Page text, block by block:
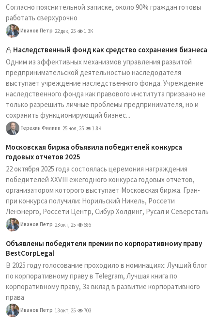
Согласно пояснительной записке, около 90% граждан готовы
работать сверхурочно
Иванов Петр 22 дек, 25 1.3K
Наследственный фонд как средство сохранения бизнеса
Одним из эффективных механизмов управления развитой
предпринимательской деятельностью наследодателя
выступает учреждение наследственного фонда. Учреждение
наследственного фонда как правового института призвано не
только разрешить личные проблемы предпринимателя, но и
сохранить функционирующий бизнес...
Терехин Филипп 25 ноя, 25 1.8K
Московская биржа объявила победителей конкурса
годовых отчетов 2025
22 октября 2025 года состоялась церемония награждения
победителей XXVIII ежегодного конкурса годовых отчетов,
организатором которого выступает Московская биржа. Гран-
при конкурса получили: Норильский Никель, Россети
Ленэнерго, Россети Центр, Сибур Холдинг, Русал и Северсталь
Иванов Петр 23 окт, 25 686
Объявлены победители премии по корпоративному праву
BestCorpLegal
В 2025 году голосование проходило в номинациях: Лучший блог
по корпоративному праву в Telegram, Лучшая книга по
корпоративному праву, За вклад в развитие корпоративного
права
Иванов Петр 13 окт, 25 703